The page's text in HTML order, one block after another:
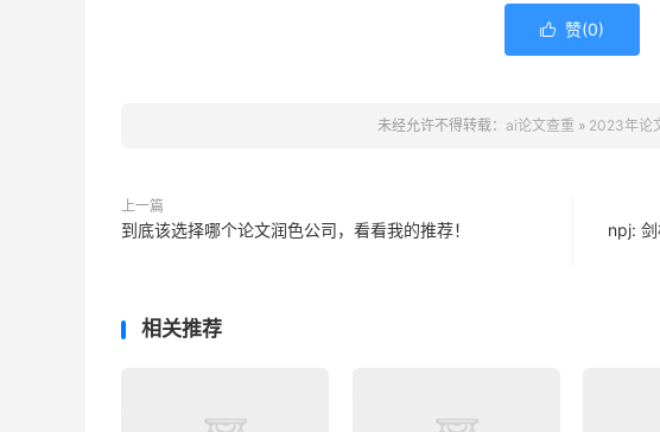
 赞(0)
未经允许不得转载： ai论文查重 » 2023年论
上一篇
到底该选择哪个论文润色公司，看看我的推荐！
npj:
相关推荐